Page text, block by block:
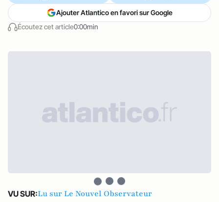
Écoutez cet article0:00min
Ajouter Atlantico en favori sur Google
VU SUR:Lu sur Le Nouvel Observateur